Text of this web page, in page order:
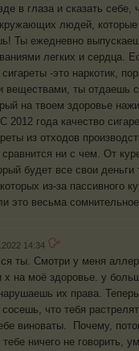
в глаза и сказать
людей,
Ты ежедневно
легких и сердца.
сигареты -это наркотик,
веществами, ты отдаешь
на твоем здоровье
2012 года качество
из отходов
ни с чем. От
будет все свои
из-за пассивного
это весьма
14:34
ты. Смотри у меня
х на моё здоровье. у
их права.
что тебя
виноваты. Почему,
ничего не говорить,